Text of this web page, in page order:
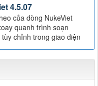
4.5.07
của dòng NukeViet
quanh trình soạn
chỉnh trong giao diện